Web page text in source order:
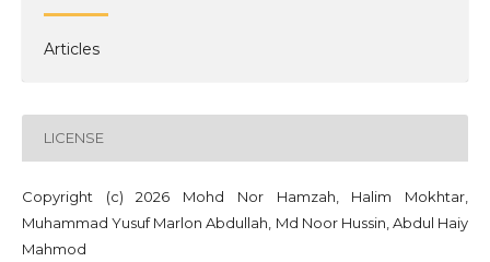
Articles
LICENSE
Copyright (c) 2026 Mohd Nor Hamzah, Halim Mokhtar,
Muhammad Yusuf Marlon Abdullah, Md Noor Hussin, Abdul Haiy
Mahmod